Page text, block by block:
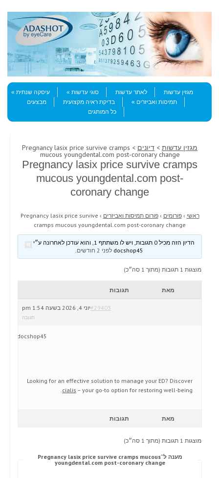
Menu
Skip to content
מגזין עדשות
לאתר עדשות סוגי עדשות
עיסקה שנתית
תמיסות ואביזרים
בדיקת ראיה מקצועית
מבצעים
כל המותגים
מגזין עדשות > דיונים > Pregnancy lasix price survive cramps
mucous youngdental.com post-coronary change
Pregnancy lasix price survive cramps
mucous youngdental.com post-
coronary change
ראשי › פורומים › פורום תמיסות ואביזרים ›
Pregnancy lasix price survive
cramps mucous youngdental.com post-coronary change
הדיון הזה מכיל 0 תגובות, ויש לו משתתף 1, והוא עודכן לאחרונה ע״י
לפני 2 חודשים .
מוצגות 1 תגובות (מתוך 1 סה״כ)
מאת תגובות
יוני 4, 2026 בשעה 1:54 pm#29403
תגובה
docshop45
Looking for an effective solution to manage your ED? Discover
cialis – your go-to option for restoring well-being.
מאת תגובות
מוצגות 1 תגובות (מתוך 1 סה״כ)
מענה ל־Pregnancy lasix price survive cramps mucous
youngdental.com post-coronary change